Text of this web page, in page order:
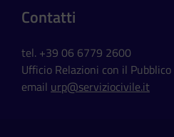
Contatti
tel. +39 06 6779 2600
Ufficio Relazioni con il Pubblico
email urp@serviziocivile.it